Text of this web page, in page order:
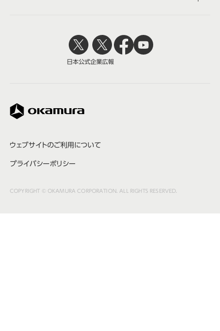
ウェブサイトのご利用について
プライバシーポリシー
COPYRIGHT © OKAMURA CORPORATION. ALL RIGHTS RESERVED.
日本公式企業広報